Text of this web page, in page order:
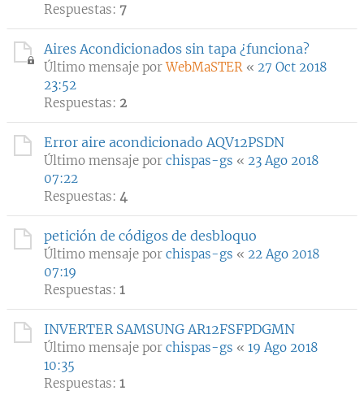
Respuestas: 7
Aires Acondicionados sin tapa ¿funciona?
Último mensaje porWebMaSTER « 27 Oct 2018
23:52
Respuestas: 2
Error aire acondicionado AQV12PSDN
Último mensaje por chispas-gs « 23 Ago 2018
07:22
Respuestas: 4
petición de códigos de desbloquo
Último mensaje por chispas-gs « 22 Ago 2018
07:19
Respuestas: 1
INVERTER SAMSUNG AR12FSFPDGMN
Último mensaje por chispas-gs « 19 Ago 2018
10:35
Respuestas: 1